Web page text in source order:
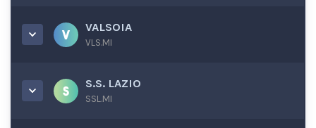
VALSOIA
VLS.MI
S.S. LAZIO
SSL.MI